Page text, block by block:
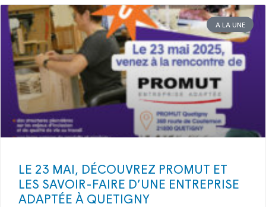
A LA UNE
LE 23 MAI, DÉCOUVREZ PROMUT ET
LES SAVOIR-FAIRE D’UNE ENTREPRISE
ADAPTÉE À QUETIGNY